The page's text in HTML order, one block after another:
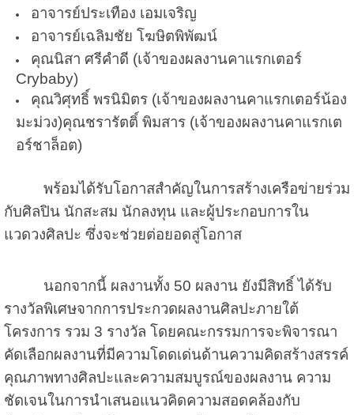
อาจารย์ประเทือง เอมเจริญ
อาจารย์เฉลิมชัย โฆษิตพิพัฒน์
คุณนิสา ศรีคําดี (เจ้าของผลงานคาแรกเตอร์
Crybaby)
คุณวิศุทธิ์ พรนิมิตร (เจ้าของผลงานคาแรกเตอร์น้อง
มะม่วง)คุณชรารัตติ์ พิมสาร (เจ้าของผลงานคาแรกเต
อร์ชาล็อต)
พร้อมได้รับโอกาสสําคัญในการสร้างเครือข่ายร่วม
กับศิลปิน นักสะสม นักลงทุน และผู้ประกอบการใน
แวดวงศิลปะ ซึ่งจะช่วยต่อยอดสู่โอกาส
นอกจากนี้ ผลงานทั้ง 50 ผลงาน ยังมีสิทธิ์ ได้รับ
รางวัลพิเศษจากการประกวดผลงานศิลปะภายใต้
โครงการ รวม 3 รางวัล โดยคณะกรรมการจะพิจารณา
คัดเลือกผลงานที่มีความโดดเด่นด้านความคิดสร้างสรรค์
คุณภาพทางศิลปะและความสมบูรณ์ของผลงาน ความ
ชัดเจนในการนําเสนอแนวคิดความสอดคล้องกับ